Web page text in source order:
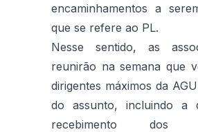
encaminhamentos a
que se refere ao PL.
Nesse sentido, as
reunirão na semana que
dirigentes máximos da
do assunto, incluindo a
recebimento dos